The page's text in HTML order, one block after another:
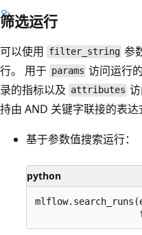
筛选运行
可以使用 filter_string 参
行。 用于 params 访问运行
录的指标以及 attributes
持由 AND 关键字联接的表达
基于参数值搜索运行：
python